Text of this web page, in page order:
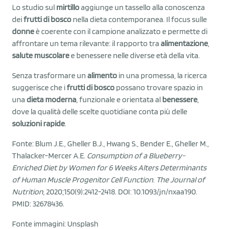
Lo studio sul mirtilloaggiunge un tassello alla conoscenza
deifrutti di bosco nella dieta contemporanea. Il focus sulle
donneè coerente con il campione analizzato e permette di
affrontare un tema rilevante: il rapporto tra alimentazione
salute muscolaree benessere nelle diverse età della vita.
Senza trasformare un alimento in una promessa, la ricerca
suggerisce che ifrutti di bosco possano trovare spazio in
una dieta moderna , funzionale e orientata al benessere
dove la qualità delle scelte quotidiane conta più delle
soluzioni rapide.
Fonte: Blum J.E., Gheller B.J., Hwang S., Bender E., Gheller M.,
Thalacker-Mercer A.E. Consumption of a Blueberry-
Enriched Diet by Women for 6 Weeks Alters Determinants
of Human Muscle Progenitor Cell Function. The Journal of
Nutrition, 2020;150(9):2412-2418. DOI: 10.1093/jn/nxaa190.
PMID: 32678436.
Fonte immagini: Unsplash